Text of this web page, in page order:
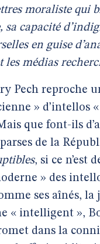
moraliste qui
sa capacité
en guise
les médias
Pech reproche
» d’intellos
que font-ils
de la
, si ce n’est
» des
ses aînés, la
« intelligent »,
dans la